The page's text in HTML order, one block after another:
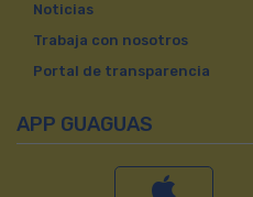
Noticias
Trabaja con nosotros
Portal de transparencia
APP GUAGUAS